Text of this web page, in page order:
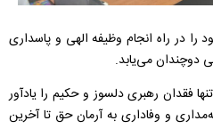
را در راه انجام وظیفه الهی و پاسداری
دوچندان می‌یابد.
فقدان رهبری دلسوز و حکیم را یادآور
و وفاداری به آرمان حق تا آخرین